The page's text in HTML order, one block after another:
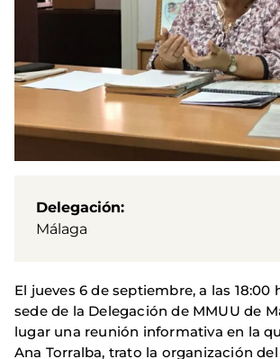
Delegación
Málaga
El jueves 6 de septiembre, a las 18:00
sede de la Delegación de MMUU de
lugar una reunión informativa en la
Ana Torralba, trato la organización